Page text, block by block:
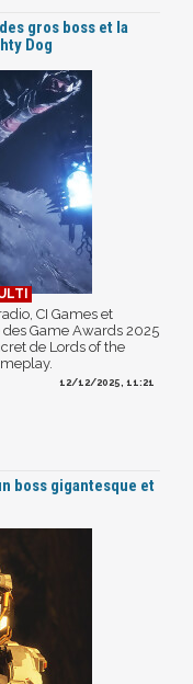
gros boss et la
Dog
CI Games et
Game Awards 2025
de Lords of the
12/12/2025, 11:21
boss gigantesque et